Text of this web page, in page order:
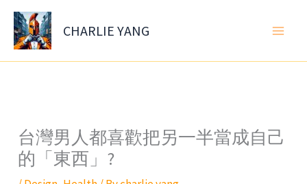
Skip
content
CHARLIE YANG
台灣男人都喜歡把另一半當成自己
的「東西」?